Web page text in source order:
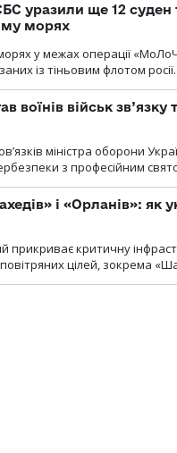
уразили ще 12 суден
морях
у межах операції
із тіньовим флотом росії.
воїнів військ зв’язку
міністра оборони
з професійним
і «Орланів»: як
прикриває критичну
цілей, зокрема